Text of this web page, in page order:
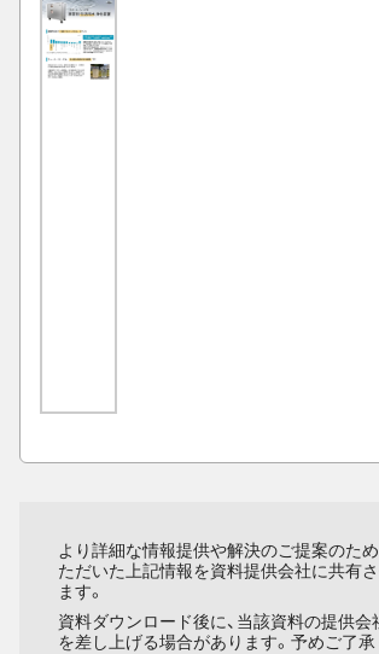
より詳細な情報提供や解決のご提案のため
ただいた上記情報を資料提供会社に共有
ます。
資料ダウンロード後に、当該資料の提供会
を差し上げる場合があります。予めご了承